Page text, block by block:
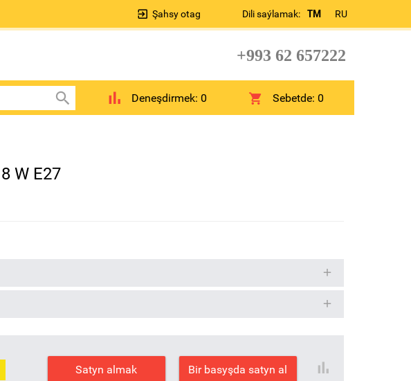
Dili saýlamak: TM RU
Şahsy otag
+993 62 657222
Deneşdirmek: 0 Sebetde:0
W E27
Satyn almak Bir basyşda satyn al